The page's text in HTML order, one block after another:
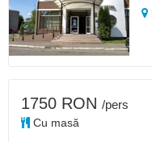
1750 RON /pers
Cu masă